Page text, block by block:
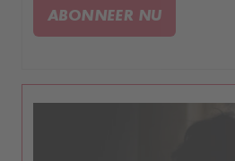
ABONNEER NU